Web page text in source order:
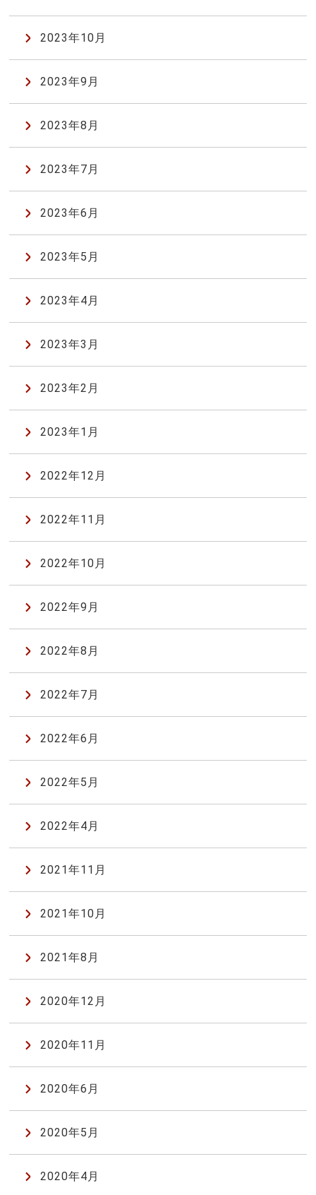
2023年10月
2023年9月
2023年8月
2023年7月
2023年6月
2023年5月
2023年4月
2023年3月
2023年2月
2023年1月
2022年12月
2022年11月
2022年10月
2022年9月
2022年8月
2022年7月
2022年6月
2022年5月
2022年4月
2021年11月
2021年10月
2021年8月
2020年12月
2020年11月
2020年6月
2020年5月
2020年4月